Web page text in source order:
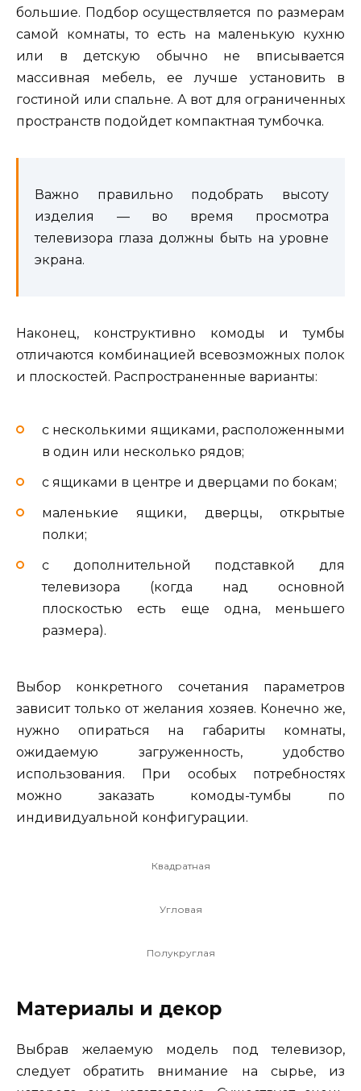
большие. Подбор осуществляется по размерам
самой комнаты, то есть на маленькую кухню
или в детскую обычно не вписывается
массивная мебель, ее лучше установить в
гостиной или спальне. А вот для ограниченных
пространств подойдет компактная тумбочка.
Важно правильно подобрать высоту
изделия — во время просмотра
телевизора глаза должны быть на уровне
экрана.
Наконец, конструктивно комоды и тумбы
отличаются комбинацией всевозможных полок
и плоскостей. Распространенные варианты:
с несколькими ящиками, расположенными
в один или несколько рядов;
с ящиками в центре и дверцами по бокам;
маленькие ящики, дверцы, открытые
полки;
с дополнительной подставкой для
телевизора (когда над основной
плоскостью есть еще одна, меньшего
размера).
Выбор конкретного сочетания параметров
зависит только от желания хозяев. Конечно же,
нужно опираться на габариты комнаты,
ожидаемую загруженность, удобство
использования. При особых потребностях
можно заказать комоды-тумбы по
индивидуальной конфигурации.
Квадратная
Угловая
Полукруглая
Материалы и декор
Выбрав желаемую модель под телевизор,
следует обратить внимание на сырье, из